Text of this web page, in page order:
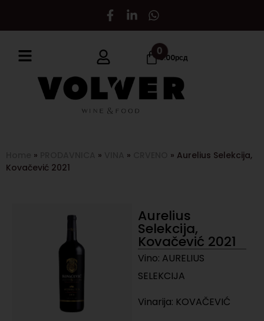
0.00рсд
0
» » » » Aurelius Selekcija,
Kovačević 2021
Aurelius
Selekcija,
Kovačević 2021
Vino: AURELIUS
SELEKCIJA
Vinarija: KOVAČEVIĆ